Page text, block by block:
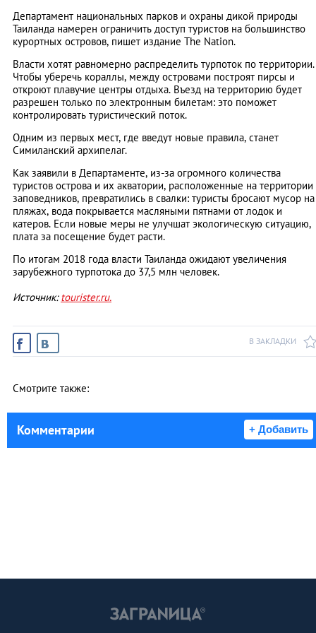
Департамент национальных парков и охраны дикой природы
Таиланда намерен ограничить доступ туристов на большинство
курортных островов, пишет издание The Nation.
Власти хотят равномерно распределить турпоток по территории.
Чтобы уберечь кораллы, между островами построят пирсы и
откроют плавучие центры отдыха. Въезд на территорию будет
разрешен только по электронным билетам: это поможет
контролировать туристический поток.
Одним из первых мест, где введут новые правила, станет
Симиланский архипелаг.
Как заявили в Департаменте, из-за огромного количества
туристов острова и их акватории, расположенные на территории
заповедников, превратились в свалки: туристы бросают мусор на
пляжах, вода покрывается масляными пятнами от лодок и
катеров. Если новые меры не улучшат экологическую ситуацию,
плата за посещение будет расти.
По итогам 2018 года власти Таиланда ожидают увеличения
зарубежного турпотока до 37,5 млн человек.
Источник:tourister.ru.
В ЗАКЛАДКИ
Смотрите также:
Комментарии + Добавить